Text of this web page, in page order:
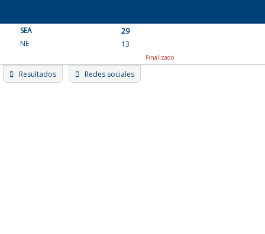
content
SEA
29
NE
13
Finalizado
Resultados Redes sociales